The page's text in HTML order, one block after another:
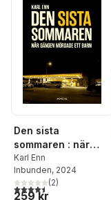
Den sista
sommaren : när
gängen mördade
ett barn
Karl Enn
Inbunden, 2024
4,5utav 5 stjärnor. Totalt
(2)
259 kr